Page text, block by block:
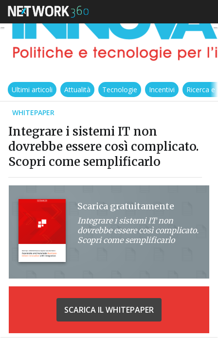
Ultimi articoli Attualità Tecnologie Incentivi Ricerca
WHITEPAPER
Integrare i sistemi IT non
dovrebbe essere così complicato.
Scopri come semplificarlo
Scarica gratuitamente
Integrare i sistemi IT non
dovrebbe essere così complicato.
Scopri come semplificarlo
SCARICA IL WHITEPAPER